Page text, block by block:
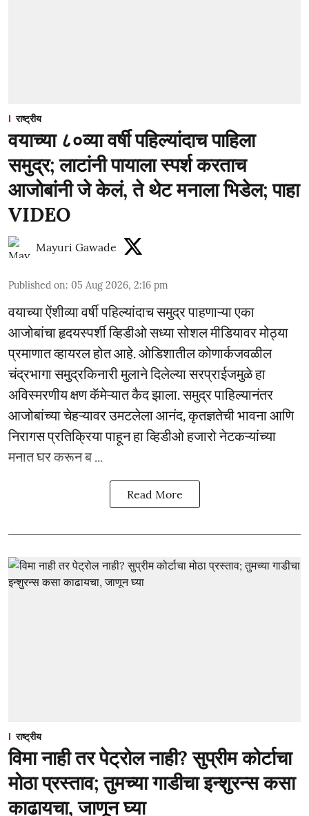
राष्ट्रीय
वयाच्या ८०व्या वर्षी पहिल्यांदाच पाहिला
समुद्र; लाटांनी पायाला स्पर्श करताच
आजोबांनी जे केलं, ते थेट मनाला भिडेल; पाहा
VIDEO
Mayuri Gawade
Published on: 05 Aug 2026, 2:16 pm
वयाच्या ऐंशीव्या वर्षी पहिल्यांदाच समुद्र पाहणाऱ्या एका
आजोबांचा हृदयस्पर्शी व्हिडीओ सध्या सोशल मीडियावर मोठ्या
प्रमाणात व्हायरल होत आहे. ओडिशातील कोणार्कजवळील
चंद्रभागा समुद्रकिनारी मुलाने दिलेल्या सरप्राईजमुळे हा
अविस्मरणीय क्षण कॅमेऱ्यात कैद झाला. समुद्र पाहिल्यानंतर
आजोबांच्या चेहऱ्यावर उमटलेला आनंद, कृतज्ञतेची भावना आणि
निरागस प्रतिक्रिया पाहून हा व्हिडीओ हजारो नेटकऱ्यांच्या
मनात घर करून ब ...
Read More
राष्ट्रीय
विमा नाही तर पेट्रोल नाही? सुप्रीम कोर्टाचा
मोठा प्रस्ताव; तुमच्या गाडीचा इन्शुरन्स कसा
काढायचा, जाणून घ्या